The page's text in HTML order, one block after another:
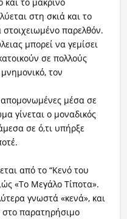
στη σκιά και το
παρελθόν.
μπορεί να γεμίσει
σε πολλούς
τον
μέσα σε
γίνεται ο μοναδικός
σε ό,τι υπήρξε
από το “Κενό του
«Το Μεγάλο Τίποτα».
γνωστά «κενά», και
στο παρατηρήσιμο